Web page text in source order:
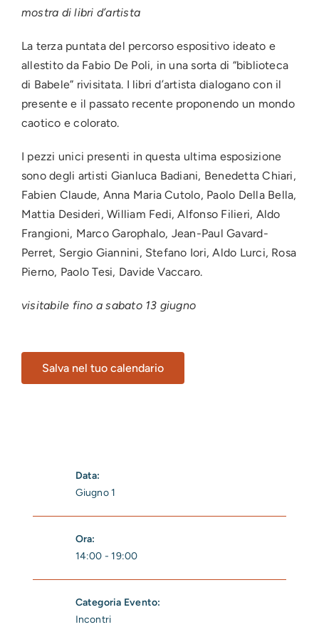
mostra di libri d’artista
La terza puntata del percorso espositivo ideato e
allestito da Fabio De Poli, in una sorta di “biblioteca
di Babele” rivisitata. I libri d’artista dialogano con il
presente e il passato recente proponendo un mondo
caotico e colorato.
I pezzi unici presenti in questa ultima esposizione
sono degli artisti Gianluca Badiani, Benedetta Chiari,
Fabien Claude, Anna Maria Cutolo, Paolo Della Bella,
Mattia Desideri, William Fedi, Alfonso Filieri, Aldo
Frangioni, Marco Garophalo, Jean-Paul Gavard-
Perret, Sergio Giannini, Stefano Iori, Aldo Lurci, Rosa
Pierno, Paolo Tesi, Davide Vaccaro.
visitabile fino a sabato 13 giugno
Salva nel tuo calendario
Data:
Giugno 1
Ora:
14:00 - 19:00
Categoria Evento:
Incontri